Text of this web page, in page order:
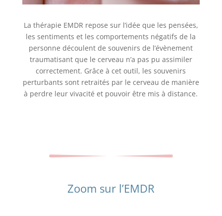
La thérapie EMDR repose sur l’idée que les pensées,
les sentiments et les comportements négatifs de la
personne découlent de souvenirs de l’évènement
traumatisant que le cerveau n’a pas pu assimiler
correctement. Grâce à cet outil, les souvenirs
perturbants sont retraités par le cerveau de manière
à perdre leur vivacité et pouvoir être mis à distance.
Zoom sur l’EMDR